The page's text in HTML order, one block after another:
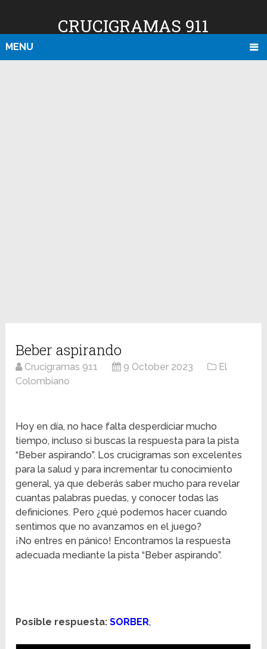
CRUCIGRAMAS 911
MENU
Beber aspirando
Crucigramas 911 9 October 2023
El
Colombiano
Hoy en día, no hace falta desperdiciar mucho
tiempo, incluso si buscas la respuesta para la pista
“Beber aspirando”. Los crucigramas son excelentes
para la salud y para incrementar tu conocimiento
general, ya que deberás saber mucho para revelar
cuantas palabras puedas, y conocer todas las
definiciones. Pero ¿qué podemos hacer cuando
sentimos que no avanzamos en el juego?
¡No entres en pánico! Encontramos la respuesta
adecuada mediante la pista “Beber aspirando”.
Posible respuesta: SORBER,